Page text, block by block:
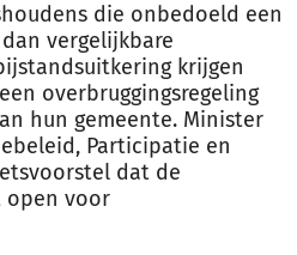
die onbedoeld een
vergelijkbare
krijgen
overbruggingsregeling
hun gemeente. Minister
Participatie en
dat de
open voor